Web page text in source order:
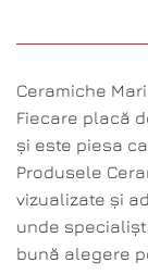
Ceramiche
Fiecare placă
și este piesa
Produsele
vizualizate și
unde
bună alegere